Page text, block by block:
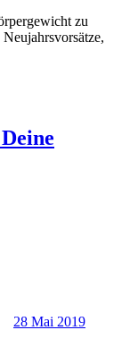
zu
28 Mai 2019